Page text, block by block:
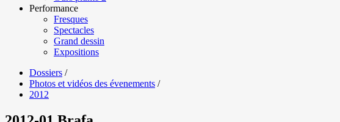
Performance
Fresques
Spectacles
Grand dessin
Expositions
Dossiers /
Photos et vidéos des évenements /
2012